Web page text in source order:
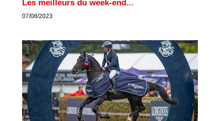
Les meilleurs du week-end...
07/08/2023